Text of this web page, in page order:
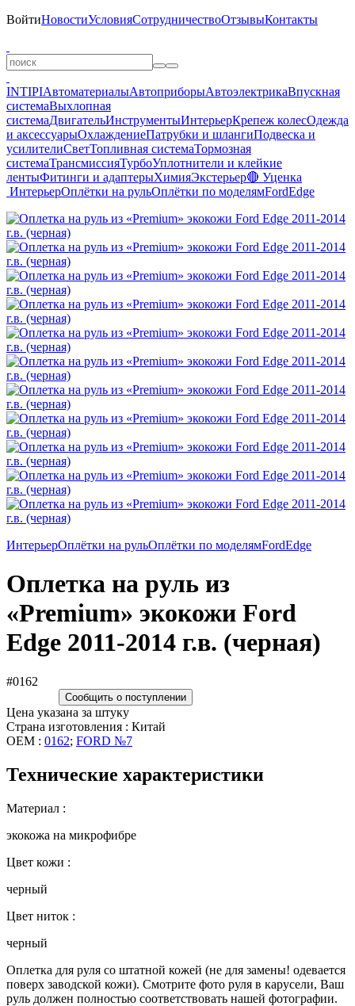
ВойтиНовостиУсловияСотрудничествоОтзывыКонтакты
INTIPIАвтоматериалыАвтоприборыАвтоэлектрикаВпускная
системаВыхлопная
системаДвигательИнструментыИнтерьерКрепеж колесОдежда
и аксессуарыОхлаждениеПатрубки и шлангиПодвеска и
усилителиСветТопливная системаТормозная
системаТрансмиссияТурбоУплотнители и клейкие
лентыФитинги и адаптерыХимияЭкстерьер🔴 Уценка
ИнтерьерОплётки на рульОплётки по моделямFordEdge
ИнтерьерОплётки на рульОплётки по моделямFordEdge
Оплетка на руль из
«Premium» экокожи Ford
Edge 2011-2014 г.в. (черная)
#0162
Сообщить о поступлении
Цена указана за штуку
Страна изготовления : Китай
OEM : 0162; FORD №7
Технические характеристики
Материал :
экокожа на микрофибре
Цвет кожи :
черный
Цвет ниток :
черный
Оплетка для руля со штатной кожей (не для замены! одевается
поверх заводской кожи). Смотрите фото руля в карусели, Ваш
руль должен полностью соответствовать нашей фотографии.